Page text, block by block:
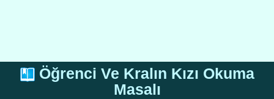
Öğrenci Ve Kralın Kızı Okuma
Masalı